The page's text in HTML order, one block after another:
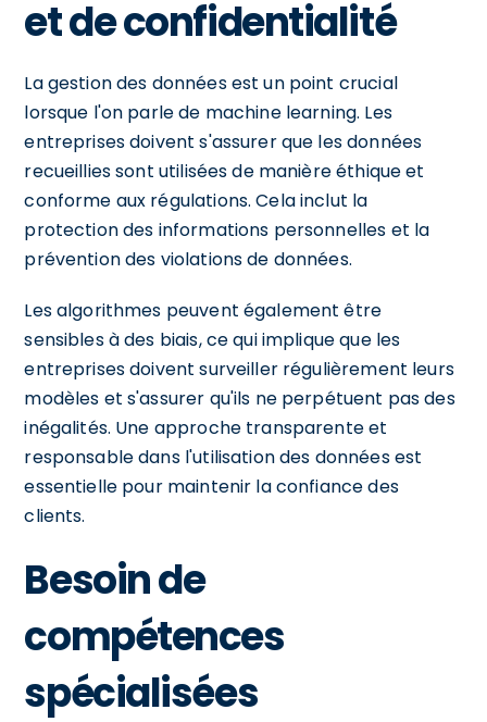
et de confidentialité
La gestion des données est un point crucial
lorsque l'on parle de machine learning. Les
entreprises doivent s'assurer que les données
recueillies sont utilisées de manière éthique et
conforme aux régulations. Cela inclut la
protection des informations personnelles et la
prévention des violations de données.
Les algorithmes peuvent également être
sensibles à des biais, ce qui implique que les
entreprises doivent surveiller régulièrement leurs
modèles et s'assurer qu'ils ne perpétuent pas des
inégalités. Une approche transparente et
responsable dans l'utilisation des données est
essentielle pour maintenir la confiance des
clients.
Besoin de
compétences
spécialisées